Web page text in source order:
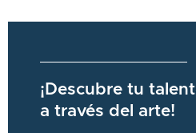
¡Descubre tu
a través del arte!